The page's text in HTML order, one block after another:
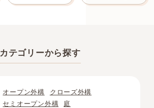
カテゴリーから探す
オープン外構
クローズ外構
セミオープン外構
庭